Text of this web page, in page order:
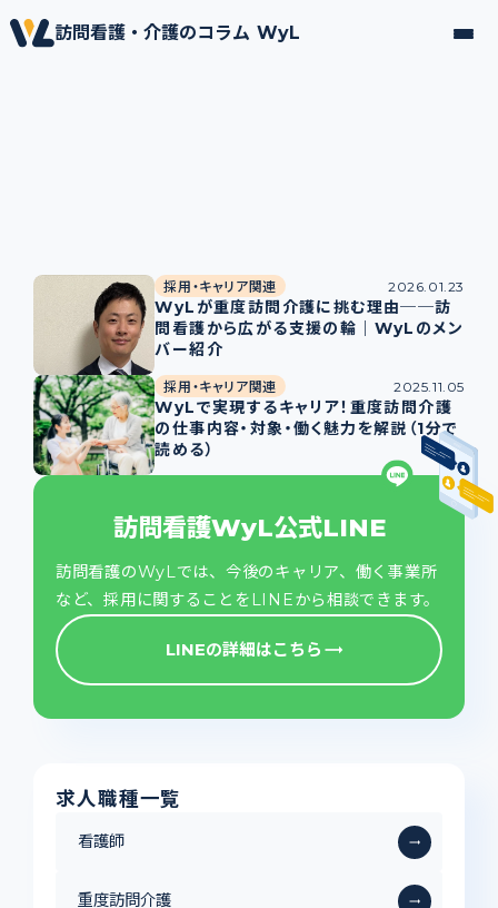
訪問看護・介護のコラム WyL
採用・キャリア関連 2026.01.23
WyLが重度訪問介護に挑む理由──訪
問看護から広がる支援の輪｜WyLのメン
バー紹介
採用・キャリア関連 2025.11.05
WyLで実現するキャリア！重度訪問介護
の仕事内容・対象・働く魅力を解説（1分で
読める）
訪問看護WyL公式LINE
訪問看護のWyLでは、今後のキャリア、働く事業所
など、採用に関することをLINEから相談できます。
LINEの詳細はこちら trending_flat
求人職種一覧
看護師 trending_flat
重度訪問介護 trending_flat